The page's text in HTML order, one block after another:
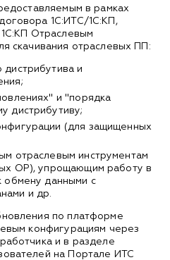
в рамках
1С:ИТС/1С:КП,
1С:КП Отраслевым
скачивания отраслевых ПП:
дистрибутива и
и "порядка
дистрибутиву;
(для защищенных
отраслевым инструментам
ОР), упрощающим работу в
обмену данными с
и др.
по платформе
конфигурациям через
и в разделе
на Портале ИТС